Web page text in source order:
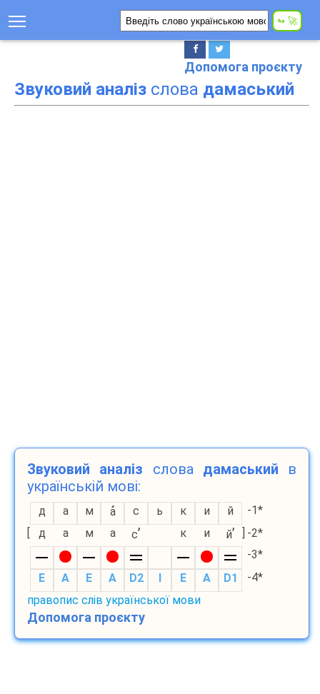
Допомога проєкту
Звуковий аналіз слова дамаський
Звуковий аналіз слова дамаський в
українській мові:
д а м а с ь к и й
-1*
[
д а м а с’ к и й’ ] -2*
-3*
E
A E A D2 I E A D1
-4*
правопис слів української мови
Допомога проєкту